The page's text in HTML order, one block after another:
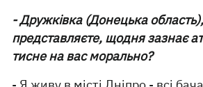
- Дружківка (Донецька
представляєте, щодня зазнає
тисне на вас морально?